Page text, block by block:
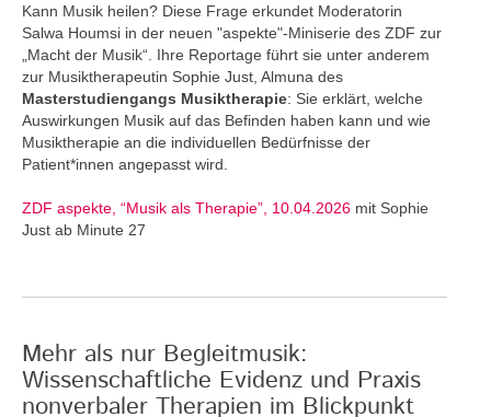
Kann Musik heilen? Diese Frage erkundet Moderatorin
Salwa Houmsi in der neuen "aspekte"-Miniserie des ZDF zur
„Macht der Musik“. Ihre Reportage führt sie unter anderem
zur Musiktherapeutin Sophie Just, Almuna des
Masterstudiengangs Musiktherapie: Sie erklärt, welche
Auswirkungen Musik auf das Befinden haben kann und wie
Musiktherapie an die individuellen Bedürfnisse der
Patient*innen angepasst wird.
ZDF aspekte, “Musik als Therapie”, 10.04.2026 mit Sophie
Just ab Minute 27
Mehr als nur Begleitmusik:
Wissenschaftliche Evidenz und Praxis
nonverbaler Therapien im Blickpunkt